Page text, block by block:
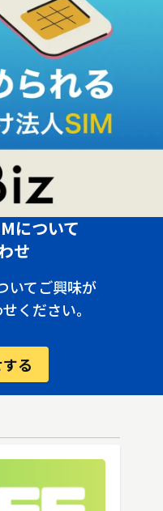
について
せ
いてご興味が
ください。
る